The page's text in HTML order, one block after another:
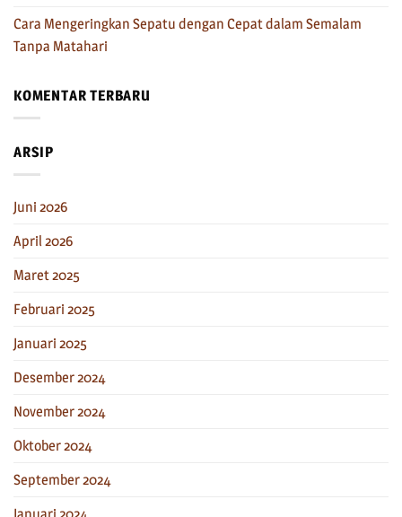
Cara Mengeringkan Sepatu dengan Cepat dalam Semalam
Tanpa Matahari
KOMENTAR TERBARU
ARSIP
Juni 2026
April 2026
Maret 2025
Februari 2025
Januari 2025
Desember 2024
November 2024
Oktober 2024
September 2024
Januari 2024